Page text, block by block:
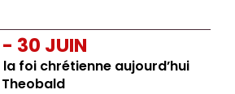
- 30 JUIN
la foi chrétienne aujourd’hui